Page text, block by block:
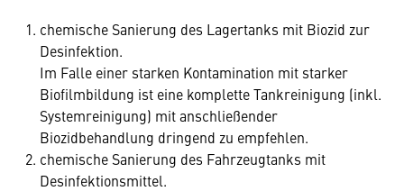
chemische Sanierung des Lagertanks mit Biozid zur
Desinfektion.
Im Falle einer starken Kontamination mit starker
Biofilmbildung ist eine komplette Tankreinigung (inkl.
Systemreinigung) mit anschließender
Biozidbehandlung dringend zu empfehlen.
chemische Sanierung des Fahrzeugtanks mit
Desinfektionsmittel.